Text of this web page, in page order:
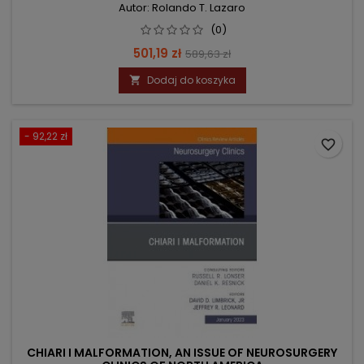
Autor: Rolando T. Lazaro
(0)
Cena
501,19 zł Cena
podstawowa
589,63 zł
 Dodaj do koszyka
- 92,22 zł
CHIARI I MALFORMATION, AN ISSUE OF NEUROSURGERY
favorite_border